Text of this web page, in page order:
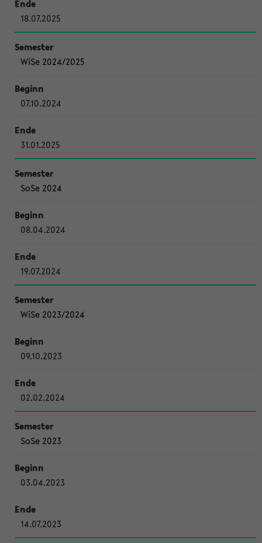
18.07.2025
WiSe 2024/2025
07.10.2024
31.01.2025
SoSe 2024
08.04.2024
19.07.2024
WiSe 2023/2024
09.10.2023
02.02.2024
SoSe 2023
03.04.2023
14.07.2023